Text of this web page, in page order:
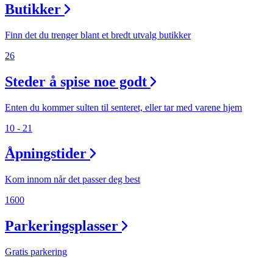
Magasin
Butikker
Finn det du trenger blant et bredt utvalg butikker
26
Steder å spise noe godt
Enten du kommer sulten til senteret, eller tar med varene hjem
10 - 21
Åpningstider
Kom innom når det passer deg best
1600
Parkeringsplasser
Gratis parkering